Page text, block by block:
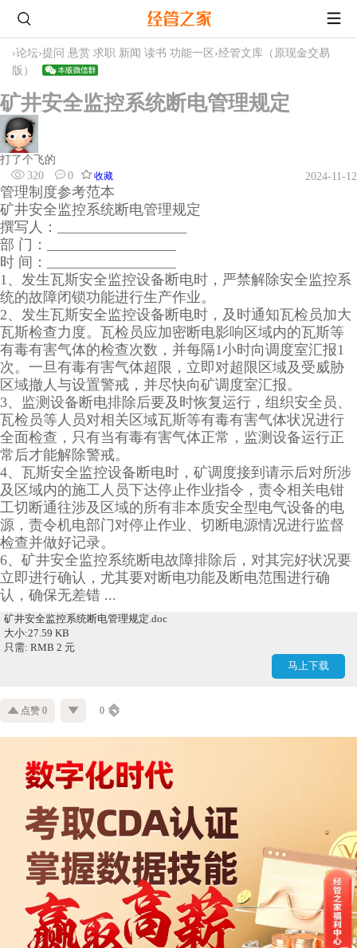
›论坛›提问 悬赏 求职 新闻 读书 功能一区 ›经管文库（原现金交易
版）
矿井安全监控系统断电管理规定
打了个飞的
320
0 收藏 2024-11-12
管理制度参考范本
矿井安全监控系统断电管理规定
撰写人：__________________
部 门：__________________
时 间：__________________
1、发生瓦斯安全监控设备断电时，严禁解除安全监控系
统的故障闭锁功能进行生产作业。
2、发生瓦斯安全监控设备断电时，及时通知瓦检员加大
瓦斯检查力度。瓦检员应加密断电影响区域内的瓦斯等
有毒有害气体的检查次数，并每隔1小时向调度室汇报1
次。一旦有毒有害气体超限，立即对超限区域及受威胁
区域撤人与设置警戒，并尽快向矿调度室汇报。
3、监测设备断电排除后要及时恢复运行，组织安全员、
瓦检员等人员对相关区域瓦斯等有毒有害气体状况进行
全面检查，只有当有毒有害气体正常，监测设备运行正
常后才能解除警戒。
4、瓦斯安全监控设备断电时，矿调度接到请示后对所涉
及区域内的施工人员下达停止作业指令，责令相关电钳
工切断通往涉及区域的所有非本质安全型电气设备的电
源，责令机电部门对停止作业、切断电源情况进行监督
检查并做好记录。
6、矿井安全监控系统断电故障排除后，对其完好状况要
立即进行确认，尤其要对断电功能及断电范围进行确
认，确保无差错 ...
矿井安全监控系统断电管理规定.doc
大小:27.59 KB
只需: RMB 2 元
马上下载
点赞 0 0